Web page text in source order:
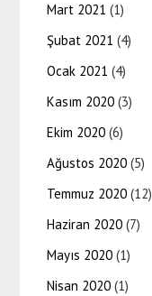
Mart 2021 (1)
Şubat 2021 (4)
Ocak 2021 (4)
Kasım 2020 (3)
Ekim 2020 (6)
Ağustos 2020 (5)
Temmuz 2020 (12)
Haziran 2020 (7)
Mayıs 2020 (1)
Nisan 2020 (1)